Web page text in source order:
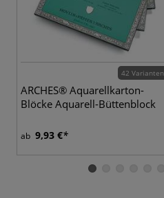
42 Varianten
ARCHES® Aquarellkarton-
Blöcke Aquarell-Büttenblock
ab 9,93 €